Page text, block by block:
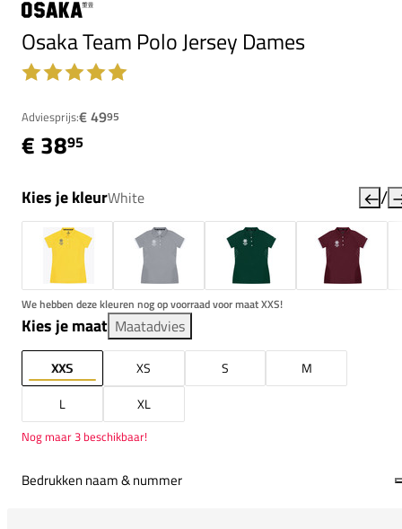
Osaka Team Polo Jersey Dames
Adviesprijs:€ 4995
€ 3895
Kies je kleurWhite /
We hebben deze kleuren nog op voorraad voor maat XXS!
Kies je maat Maatadvies
XXS XS S
M
L
XL
Nog maar 3 beschikbaar!
Bedrukken naam & nummer